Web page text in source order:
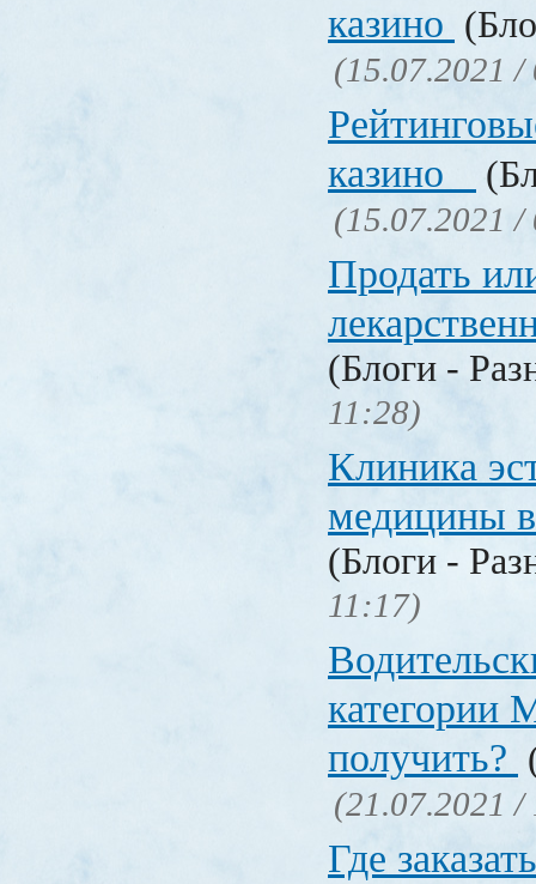
казино
(15.07.2021 /
казино
(15.07.2021 /
Продать
(Блоги -
11:28)
Клиника
медицины
(Блоги -
11:17)
категории
получить?
(21.07.2021 /
Где заказать